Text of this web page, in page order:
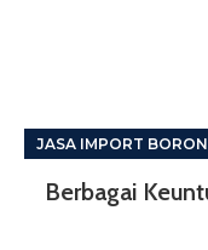
JASA IMPORT
Berbagai